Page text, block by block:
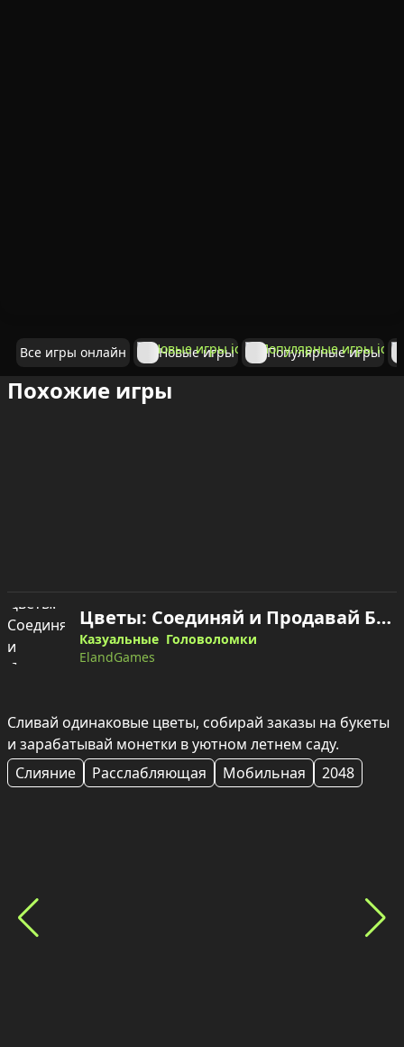
Все игры онлайн Новые игры Популярные игры
Похожие игры
Цветы: Соединяй и Продавай Букеты! — играть онлайн
Казуальные Головоломки
ElandGames
Сливай одинаковые цветы, собирай заказы на букеты
и зарабатывай монетки в уютном летнем саду.
Слияние
Расслабляющая Мобильная 2048